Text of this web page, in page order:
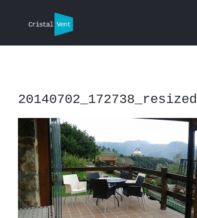
20140702_172738_resized